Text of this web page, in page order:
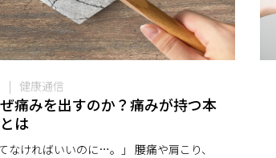
健康通信
痛みを出すのか？痛みが持つ本
は
なければいいのに…。」 腰痛や肩こり、